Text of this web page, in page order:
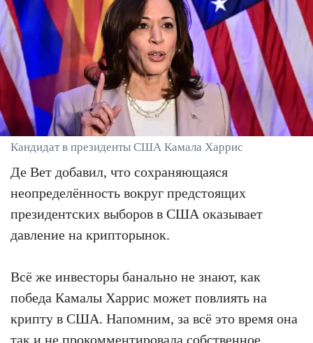
Кандидат в президенты США Камала Харрис
Де Вет добавил, что сохраняющаяся
неопределённость вокруг предстоящих
президентских выборов в США оказывает
давление на крипторынок.
Всё же инвесторы банально не знают, как
победа Камалы Харрис может повлиять на
крипту в США. Напомним, за всё это время она
так и не прокомментировала собственное